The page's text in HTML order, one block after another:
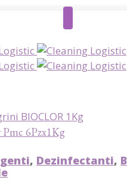
6Pzx1Kg
, Dezinfectanti,